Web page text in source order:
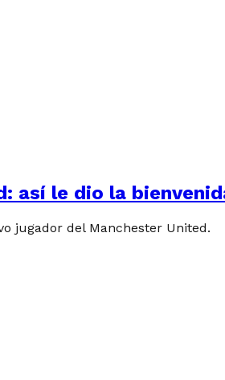
así le dio la
jugador del Manchester United.